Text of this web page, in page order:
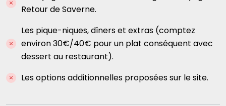
Retour de Saverne.
Les pique-niques, dîners et extras (comptez
environ 30€/40€ pour un plat conséquent avec
dessert au restaurant).
Les options additionnelles proposées sur le site.